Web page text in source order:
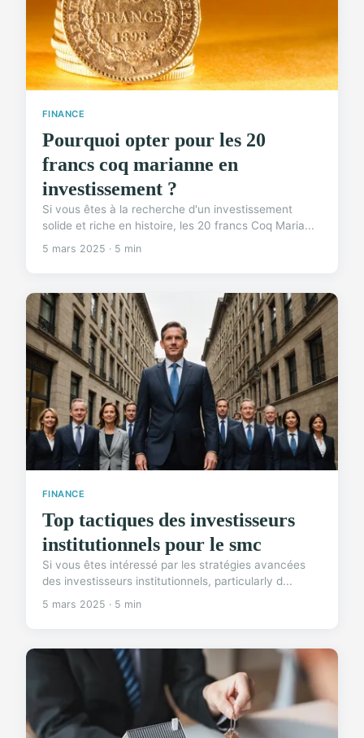
FINANCE
Pourquoi opter pour les 20
francs coq marianne en
investissement ?
Si vous êtes à la recherche d'un investissement
solide et riche en histoire, les 20 francs Coq Maria...
5 mars 2025 · 5 min
FINANCE
Top tactiques des investisseurs
institutionnels pour le smc
Si vous êtes intéressé par les stratégies avancées
des investisseurs institutionnels, particularly d...
5 mars 2025 · 5 min